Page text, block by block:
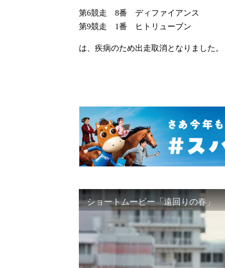
第6競走 8番 ディファイアンス
第9競走 1番 ヒトリューブン
は、疾病のため出走取消となりました。
ショートムービー「遠回りの春」